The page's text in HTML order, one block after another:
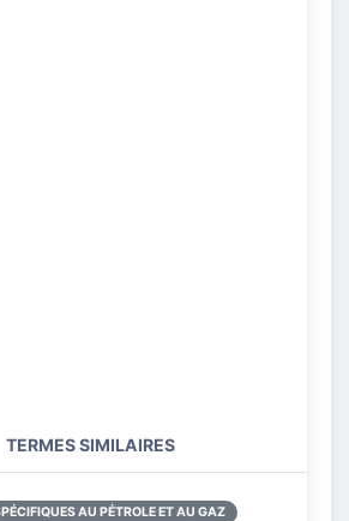
TERMES SIMILAIRES
AU PÉTROLE ET AU GAZ